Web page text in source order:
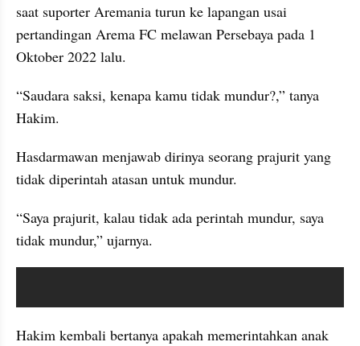
saat suporter Aremania turun ke lapangan usai
pertandingan Arema FC melawan Persebaya pada 1
Oktober 2022 lalu.
“Saudara saksi, kenapa kamu tidak mundur?,” tanya
Hakim.
Hasdarmawan menjawab dirinya seorang prajurit yang
tidak diperintah atasan untuk mundur.
“Saya prajurit, kalau tidak ada perintah mundur, saya
tidak mundur,” ujarnya.
Hakim kembali bertanya apakah memerintahkan anak